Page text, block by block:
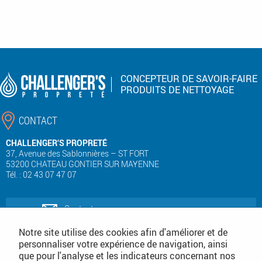
CONCEPTEUR DE SAVOIR-FAIRE
PRODUITS DE NETTOYAGE
CONTACT
CHALLENGER’S PROPRETÉ
37, Avenue des Sablonnières – ST FORT
53200 CHATEAU GONTIER SUR MAYENNE
Tél. : 02 43 07 47 07
Contactez-nous
Téléchargez notre catalogue produits
Notre site utilise des cookies afin d'améliorer et de
personnaliser votre expérience de navigation, ainsi
que pour l'analyse et les indicateurs concernant nos